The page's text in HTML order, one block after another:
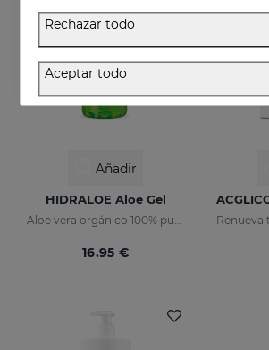
Añadir
HIDRALOE Aloe Gel
Aloe vera orgánico 100% puro
16.95 €
Rechazar todo
Aceptar todo